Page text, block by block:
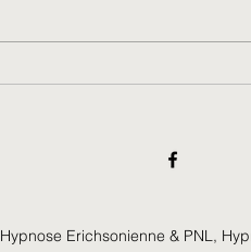
Hypnose Erichsonienne & PNL,